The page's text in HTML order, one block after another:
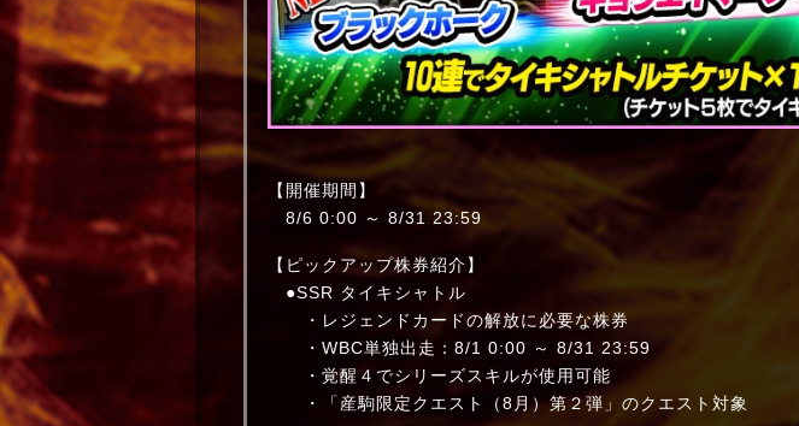
【開催期間】
8/6 0:00 ～ 8/31 23:59
【ピックアップ株券紹介】
●SSR タイキシャトル
・レジェンドカードの解放に必要な株券
・WBC単独出走：8/1 0:00 ～ 8/31 23:59
・覚醒４でシリーズスキルが使用可能
・「産駒限定クエスト（8月）第２弾」のクエスト対象